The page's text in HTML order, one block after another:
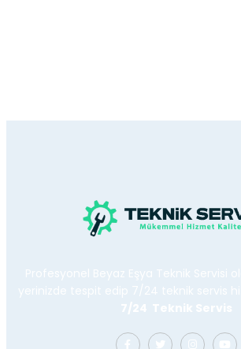
Profesyonel Beyaz Eşya Teknik Servisi
yerinizde tespit edip 7/24 teknik servis
7/24 Teknik Servis